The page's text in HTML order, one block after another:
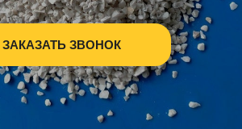
ЗАКАЗАТЬ ЗВОНОК